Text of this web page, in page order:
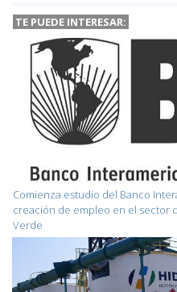
TE PUEDE INTERESAR:
Comienza estudio del Banco
creación de empleo en el sector
Verde